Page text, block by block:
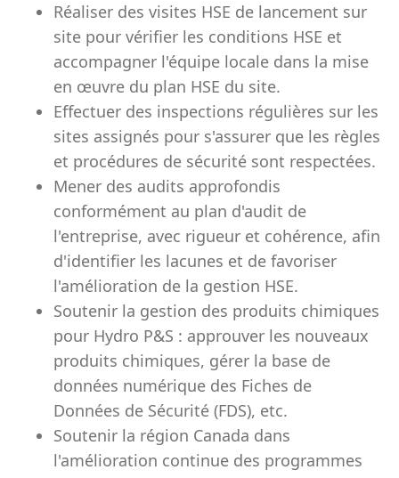
Réaliser des visites HSE de lancement sur
site pour vérifier les conditions HSE et
accompagner l'équipe locale dans la mise
en œuvre du plan HSE du site.
Effectuer des inspections régulières sur les
sites assignés pour s'assurer que les règles
et procédures de sécurité sont respectées.
Mener des audits approfondis
conformément au plan d'audit de
l'entreprise, avec rigueur et cohérence, afin
d'identifier les lacunes et de favoriser
l'amélioration de la gestion HSE.
Soutenir la gestion des produits chimiques
pour Hydro P&S : approuver les nouveaux
produits chimiques, gérer la base de
données numérique des Fiches de
Données de Sécurité (FDS), etc.
Soutenir la région Canada dans
l'amélioration continue des programmes